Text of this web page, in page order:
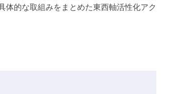
体的な取組みをまとめた東西軸活性化アク